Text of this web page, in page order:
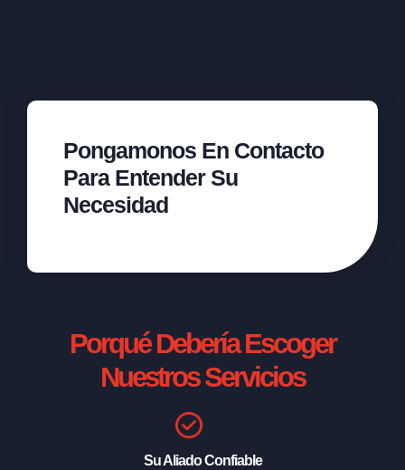
Pongamonos En Contacto
Para Entender Su
Necesidad
Porqué Debería Escoger
Nuestros Servicios
Su Aliado Confiable